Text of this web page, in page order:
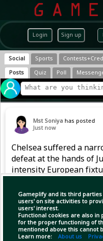
Login Sign up
Gameplify and its third
users' on site activities to
users' interest.
Functional cookies are also in
for the proper functioning of
mentioned above this cannot
Learn more: About us
Social Sports
Posts
Quiz Poll
Mst Soniya has posted
Just now
Chelsea suffered a
defeat at the hands of
intensity European